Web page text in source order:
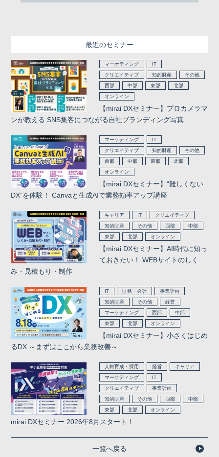
最近のセミナー
マーケティング
IT
クリエイティブ
知的財産
その他
西部
中部 東部
北部
オンライン
【mirai DXセミナー】プロカメラマ
ンが教える SNS集客につながる自社ブランディング写真
マーケティング
IT
クリエイティブ
知的財産
その他
西部
中部 東部
北部
オンライン
【mirai DXセミナー】“難しくない
DX”を体験！ Canvaと生成AIで業務効率アップ講座
キャリア IT
クリエイティブ
知的財産
その他 西部
中部
東部
北部 オンライン
【mirai DXセミナー】AI時代に知っ
ておきたい！ WEBサイトのしく
み・見積もり・制作
IT 財務・会計
事業計画
知的財産
その他
経営
マーケティング
西部
中部
東部
北部 オンライン
【mirai DXセミナー】小さくはじめ
るDX ～まずはここから業務改善～
人材育成・採用 経営
キャリア
マーケティング
IT
クリエイティブ
事業計画
知的財産
その他 西部
中部
東部
北部 オンライン
mirai DXセミナー 2026年8月スタート！
一覧へ戻る